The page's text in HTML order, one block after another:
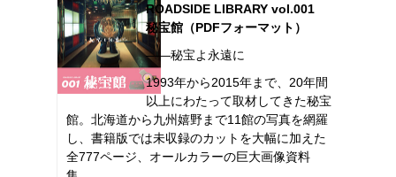
ROADSIDE LIBRARY vol.001
秘宝館（PDFフォーマット）
――秘宝よ永遠に
1993年から2015年まで、20年間
以上にわたって取材してきた秘宝
館。北海道から九州嬉野まで11館の写真を網羅
し、書籍版では未収録のカットを大幅に加えた
全777ページ、オールカラーの巨大画像資料